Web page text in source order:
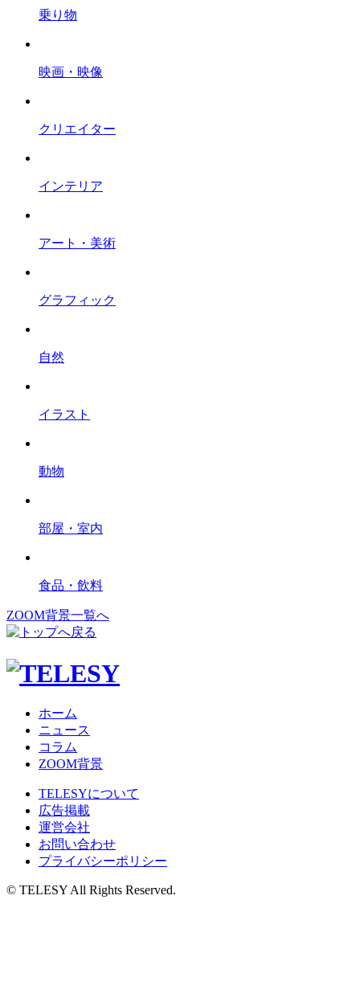
乗り物
映画・映像
クリエイター
インテリア
アート・美術
グラフィック
自然
イラスト
動物
部屋・室内
食品・飲料
ZOOM背景一覧へ
ホーム
ニュース
コラム
ZOOM背景
TELESYについて
広告掲載
運営会社
お問い合わせ
プライバシーポリシー
© TELESY All Rights Reserved.